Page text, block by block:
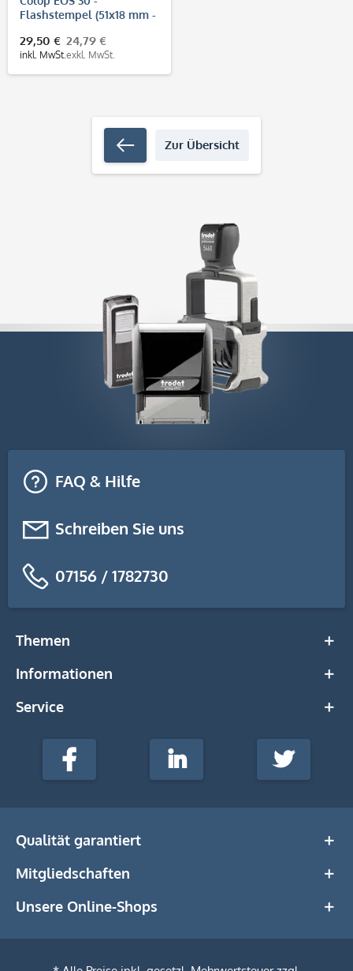
Flashstempel (51x18 mm -
29,50 €
inkl. MwSt.
24,79 €
exkl. MwSt.
Zur Übersicht
FAQ & Hilfe
Schreiben Sie uns
07156 / 1782730
Themen
Informationen
Service
stempel-
Media
Facebook LinkedIn Twitter
Qualität garantiert
Mitgliedschaften
Unsere Online-Shops